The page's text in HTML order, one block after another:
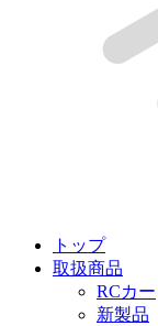
トップ
取扱商品
RCカー
新製品